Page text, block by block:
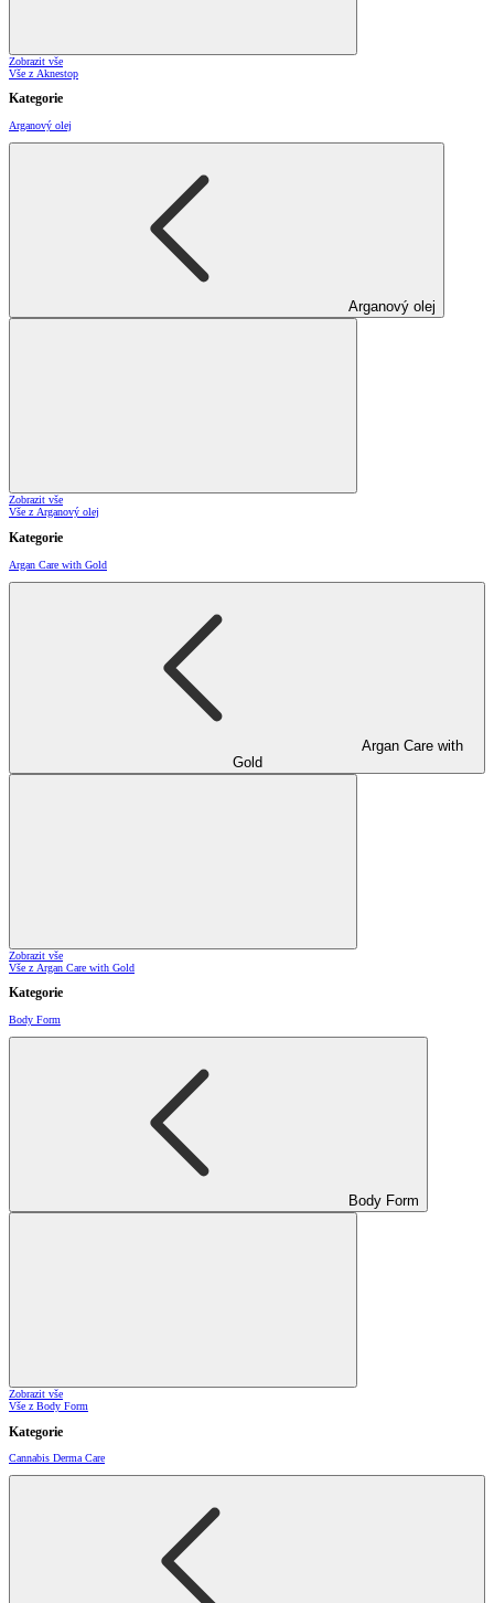
Zobrazit vše
Vše z Aknestop
Kategorie
Arganový olej
Arganový olej
Zobrazit vše
Vše z Arganový olej
Kategorie
Argan Care with Gold
Argan Care with
Gold
Zobrazit vše
Vše z Argan Care with Gold
Kategorie
Body Form
Body Form
Zobrazit vše
Vše z Body Form
Kategorie
Cannabis Derma Care